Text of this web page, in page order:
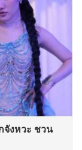
งหวะ ชวน